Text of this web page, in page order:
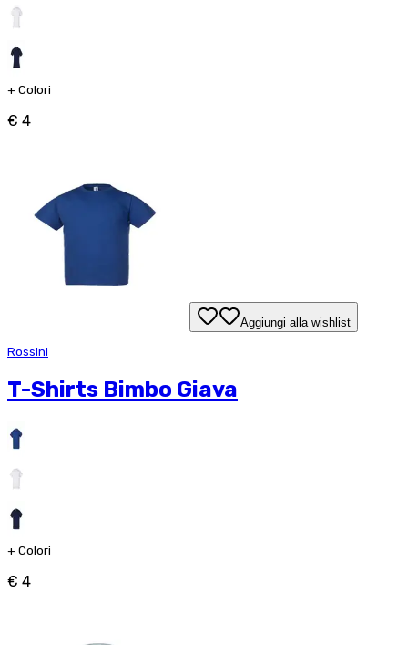
+ Colori
€ 4
Aggiungi alla wishlist
Rossini
T-Shirts Bimbo Giava
+ Colori
€ 4